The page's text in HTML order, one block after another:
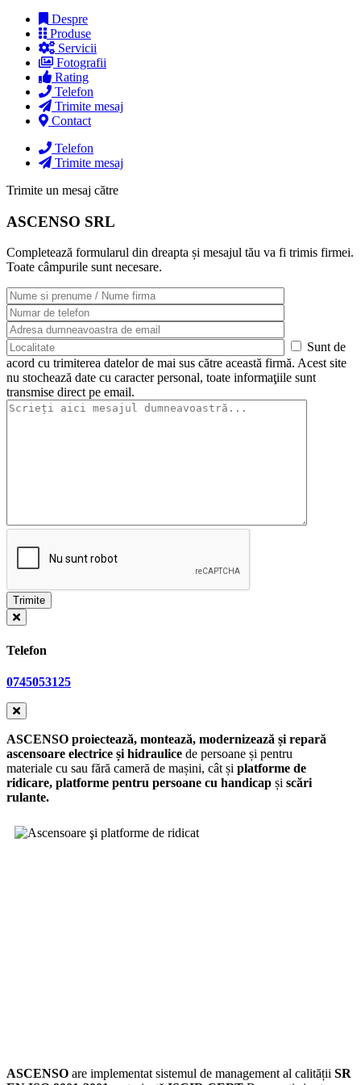
Despre
Produse
Servicii
Fotografii
Rating
Telefon
Trimite mesaj
Contact
Telefon
Trimite mesaj
Trimite un mesaj către
ASCENSO SRL
Completează formularul din dreapta și mesajul tău va fi trimis firmei.
Toate câmpurile sunt necesare.
Sunt de
acord cu trimiterea datelor de mai sus către această firmă. Acest site
nu stochează date cu caracter personal, toate informaţiile sunt
transmise direct pe email.
Telefon
0745053125
ASCENSO proiectează, montează, modernizează și repară
ascensoare electrice și hidraulice de persoane și pentru
materiale cu sau fără cameră de mașini, cât și platforme de
ridicare, platforme pentru persoane cu handicap și scări
rulante.
ASCENSO are implementat sistemul de management al calității SR